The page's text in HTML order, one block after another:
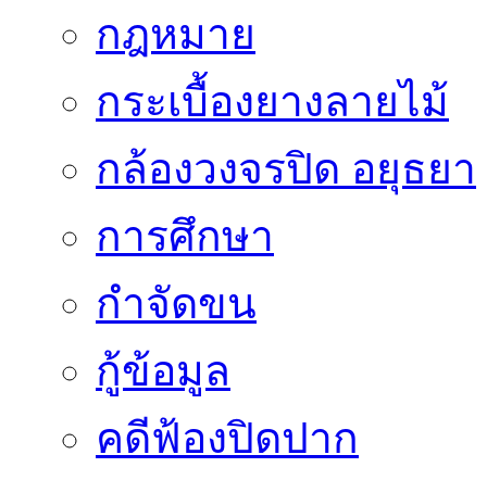
กฎหมาย
กระเบื้องยางลายไม้
กล้องวงจรปิด อยุธยา
การศึกษา
กำจัดขน
กู้ข้อมูล
คดีฟ้องปิดปาก